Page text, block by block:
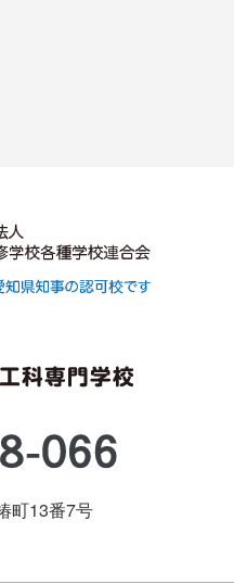
町13番7号